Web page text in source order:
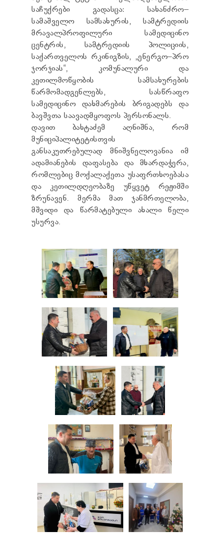
ТЕНДЕРЫ
ОТЧЁТ ДЛЯ ПРЕДОСТАВЛЕНИЯ ПРЕЗИДЕНТУ И
ПАРЛАМЕНТУ
ТРЕБОВАНИЯ ПУБЛИЧНОЙ ИНФОРМАЦИИ
УПОЛНОМОЧЕННЫЙ ПО ЗАЩИТЕ
ПЕРСОНАЛЬНЫХ ДАННЫХ
ПРАВОВЕДЧЕСКИЕ РЕШЕНИЯ
ПРАВИЛА ОБЖАЛОВАНИЯ
საჩუქრები გადასცა: სახანძრო–
სამაშველო სამსახურის, სამტრედიის
მრავალპროფილური სამედიცინო
ცენტრის, სამტრედიის პოლიციის,
საქართველოს რკინიგზის, „ენერგო–პრო
ჯორჯიას“, კომუნალური და
კეთილმოწყობის სამსახურების
წარმომადგენლებს, სასწრაფო
სამედიცინო დახმარების ბრიგადებს და
ბავშვთა საავადმყოფოს პერსონალს.
დავით ბახტაძემ აღნიშნა, რომ
მუნიციპალიტეტისთვის
განსაკუთრებულად მნიშვნელოვანია იმ
ადამიანების დაფასება და მხარდაჭერა,
რომლებიც მოქალაქეთა უსაფრთხოებასა
და კეთილდღეობაზე უწყვეტ რეჟიმში
ზრუნავენ. მერმა მათ ჯანმრთელობა,
მშვიდი და წარმატებული ახალი წელი
უსურვა.